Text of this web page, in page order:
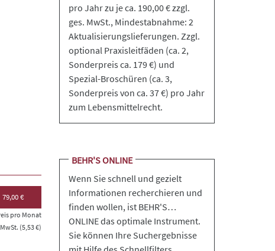
pro Jahr zu je ca. 190,00 € zzgl.
ges. MwSt., Mindestabnahme: 2
Aktualisierungslieferungen. Zzgl.
optional Praxisleitfäden (ca. 2,
Sonderpreis ca. 179 €) und
Spezial-Broschüren (ca. 3,
Sonderpreis von ca. 37 €) pro Jahr
zum Lebensmittelrecht.
79,00 €
pro Monat
(5,53 €)
BEHR'S ONLINE
Wenn Sie schnell und gezielt
Informationen recherchieren und
finden wollen, ist BEHR'S…
ONLINE das optimale Instrument.
Sie können Ihre Suchergebnisse